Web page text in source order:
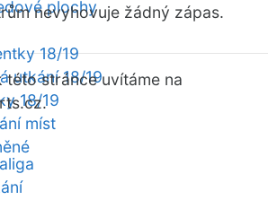
plochy
18/19
utkání 18/19
18/19
míst
nevyhovuje žádný zápas.
této stránce uvítáme na